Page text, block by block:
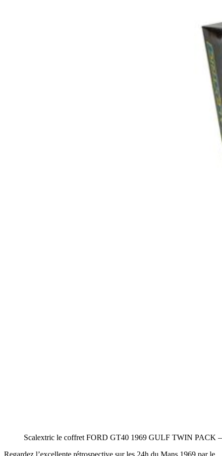
Scalextric le coffret FORD GT40 1969 GULF TWIN PACK
Regardez l’excellente rétrospective sur les 24h du Mans 1969 par le